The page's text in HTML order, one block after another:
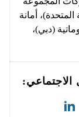
أمانة
(دبي)،